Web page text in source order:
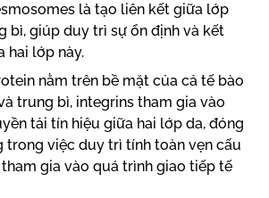
là tạo liên kết giữa lớp
bì, giúp duy trì sự ổn định và kết
hai lớp này.
nằm trên bề mặt của cả tế bào
trung bì, integrins tham gia vào
tải tín hiệu giữa hai lớp da, đóng
trong việc duy trì tính toàn vẹn cấu
gia vào quá trình giao tiếp tế